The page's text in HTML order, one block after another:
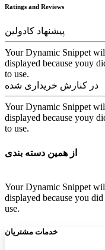
Ratings and Reviews
پیشنهاد کادولین
Your Dynamic Snippet
displayed because youy
to use.
در کنارش خریداری شده
Your Dynamic Snippet
displayed because youy
to use.
از همین دسته بندی
Your Dynamic Snippet
displayed because you
use.
خدمات مشتریان